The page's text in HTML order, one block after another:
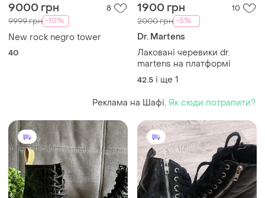
9000 грн 8
9999 грн -10%
New rock negro tower
40
1900 грн 10
2000 грн -5%
Dr. Martens
Лаковані черевики dr.
martens на платформі
42.5 і ще 1
Реклама на Шафі. Як сюди потрапити?